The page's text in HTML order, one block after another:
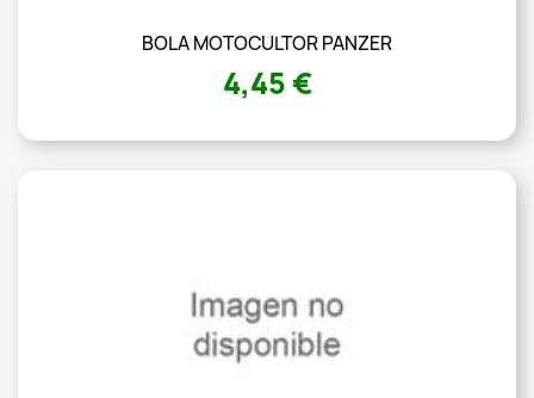
BOLA MOTOCULTOR PANZER
4,45 €